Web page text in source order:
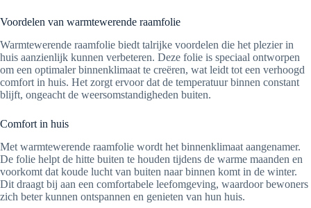
Voordelen van warmtewerende raamfolie
Warmtewerende raamfolie biedt talrijke voordelen die het plezier in
huis aanzienlijk kunnen verbeteren. Deze folie is speciaal ontworpen
om een optimaler binnenklimaat te creëren, wat leidt tot een verhoogd
comfort in huis. Het zorgt ervoor dat de temperatuur binnen constant
blijft, ongeacht de weersomstandigheden buiten.
Comfort in huis
Met warmtewerende raamfolie wordt het binnenklimaat aangenamer.
De folie helpt de hitte buiten te houden tijdens de warme maanden en
voorkomt dat koude lucht van buiten naar binnen komt in de winter.
Dit draagt bij aan een comfortabele leefomgeving, waardoor bewoners
zich beter kunnen ontspannen en genieten van hun huis.